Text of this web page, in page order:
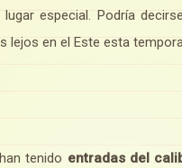
especial. Podría
lejos en el Este esta
tenido entradas del